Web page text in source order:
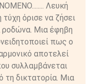
Λευκή
όρισε να ζήσει
ροδώνα. Mια έφηβη
πως ο
αποτελεί
συλλαμβάνεται
τη δικτατορία. Mια